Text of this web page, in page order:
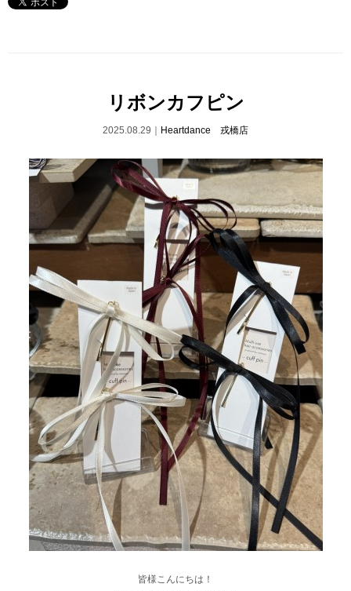
リボンカフピン
2025.08.29｜ Heartdance 戎橋店
皆様こんにちは！